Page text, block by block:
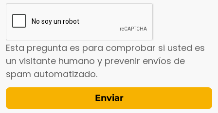
Esta pregunta es para comprobar si usted es
un visitante humano y prevenir envíos de
spam automatizado.